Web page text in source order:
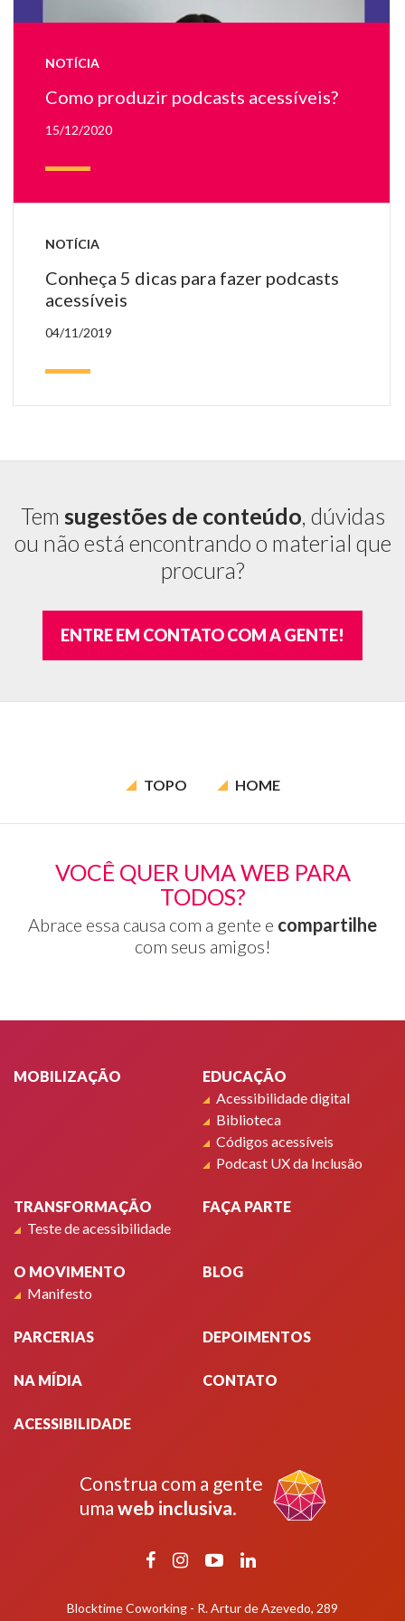
Eli
NOTÍCIA
Como produzir podcasts acessíveis?
15/12/2020
NOTÍCIA
Conheça 5 dicas para fazer podcasts
acessíveis
04/11/2019
Tem sugestões de conteúdo , dúvidas
ou não está encontrando o material que
procura?
ENTRE EM CONTATO COM A GENTE!
TOPO HOME
VOCÊ QUER UMA WEB PARA
TODOS?
Abrace essa causa com a gente e compartilhe
com seus amigos!
MOBILIZAÇÃO
EDUCAÇÃO
Acessibilidade digital
Biblioteca
Códigos acessíveis
Podcast UX da Inclusão
TRANSFORMAÇÃO
Teste de acessibilidade
FAÇA PARTE
O MOVIMENTO
Manifesto
BLOG
PARCERIAS DEPOIMENTOS
NA MÍDIA CONTATO
ACESSIBILIDADE
Construa com a gente
uma web inclusiva.
Facebook
Instagram
YouTubeLinkedIn
Blocktime Coworking - R. Artur de Azevedo, 289